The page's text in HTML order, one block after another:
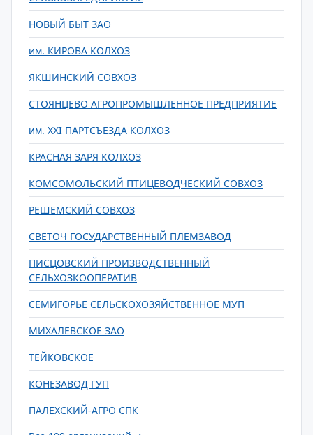
НОВЫЙ БЫТ ЗАО
им. КИРОВА КОЛХОЗ
ЯКШИНСКИЙ СОВХОЗ
СТОЯНЦЕВО АГРОПРОМЫШЛЕННОЕ ПРЕДПРИЯТИЕ
им. XXI ПАРТСЪЕЗДА КОЛХОЗ
КРАСНАЯ ЗАРЯ КОЛХОЗ
КОМСОМОЛЬСКИЙ ПТИЦЕВОДЧЕСКИЙ СОВХОЗ
РЕШЕМСКИЙ СОВХОЗ
СВЕТОЧ ГОСУДАРСТВЕННЫЙ ПЛЕМЗАВОД
ПИСЦОВСКИЙ ПРОИЗВОДСТВЕННЫЙ
СЕЛЬХОЗКООПЕРАТИВ
СЕМИГОРЬЕ СЕЛЬСКОХОЗЯЙСТВЕННОЕ МУП
МИХАЛЕВСКОЕ ЗАО
ТЕЙКОВСКОЕ
КОНЕЗАВОД ГУП
ПАЛЕХСКИЙ-АГРО СПК